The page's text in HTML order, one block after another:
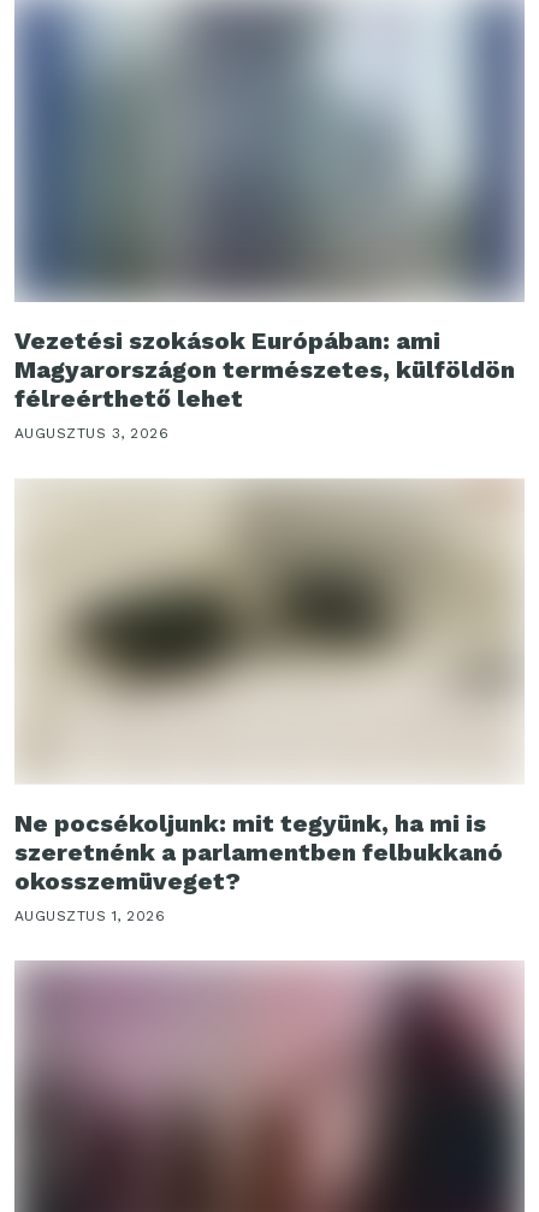
Vezetési szokások Európában: ami
Magyarországon természetes, külföldön
félreérthető lehet
AUGUSZTUS 3, 2026
Ne pocsékoljunk: mit tegyünk, ha mi is
szeretnénk a parlamentben felbukkanó
okosszemüveget?
AUGUSZTUS 1, 2026